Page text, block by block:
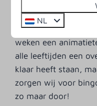
En we bieden zelf
herfstvakantie.
weken een
alle leeftijden een
klaar heeft staan,
zorgen wij voor
zo maar door!
NL